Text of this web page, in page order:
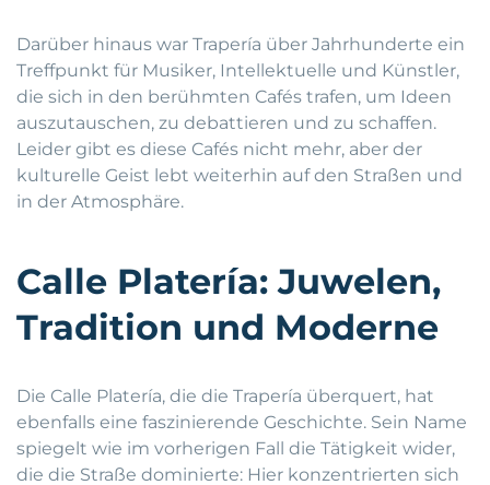
Darüber hinaus war Trapería über Jahrhunderte ein
Treffpunkt für Musiker, Intellektuelle und Künstler,
die sich in den berühmten Cafés trafen, um Ideen
auszutauschen, zu debattieren und zu schaffen.
Leider gibt es diese Cafés nicht mehr, aber der
kulturelle Geist lebt weiterhin auf den Straßen und
in der Atmosphäre.
Calle Platería: Juwelen,
Tradition und Moderne
Die Calle Platería, die die Trapería überquert, hat
ebenfalls eine faszinierende Geschichte. Sein Name
spiegelt wie im vorherigen Fall die Tätigkeit wider,
die die Straße dominierte: Hier konzentrierten sich